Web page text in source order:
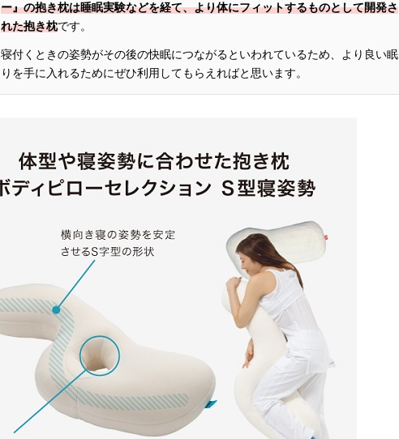
ー』の抱き枕は睡眠実験などを経て、より体にフィットするものとして開発さ
れた抱き枕です。
寝付くときの姿勢がその後の快眠につながるといわれているため、より良い眠
りを手に入れるためにぜひ利用してもらえればと思います。